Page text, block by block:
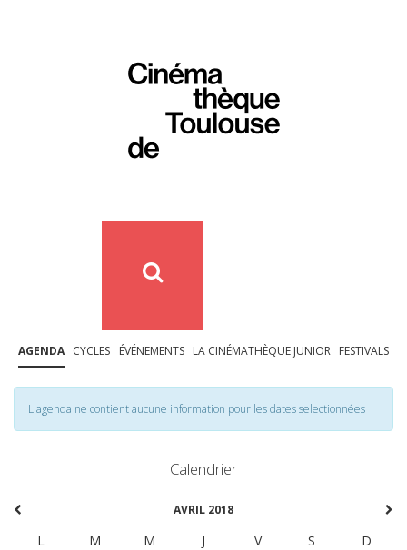
AGENDA CYCLES ÉVÉNEMENTS LA CINÉMATHÈQUE JUNIOR FESTIVALS
L'agenda ne contient aucune information pour les dates selectionnées
Calendrier
AVRIL 2018
L M M J V S
D